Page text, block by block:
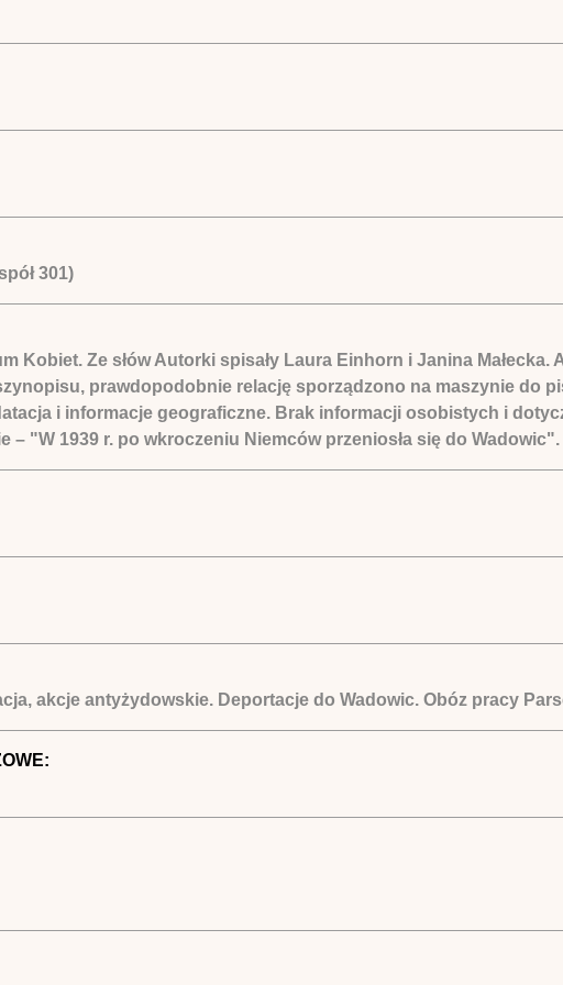
301)
Kobiet. Ze słów Autorki spisały Laura Einhorn i Janina
prawdopodobnie relację sporządzono na maszynie do
i informacje geograficzne. Brak informacji osobistych i
"W 1939 r. po wkroczeniu Niemców przeniosła się do Wadowic".
akcje antyżydowskie. Deportacje do Wadowic. Obóz pracy